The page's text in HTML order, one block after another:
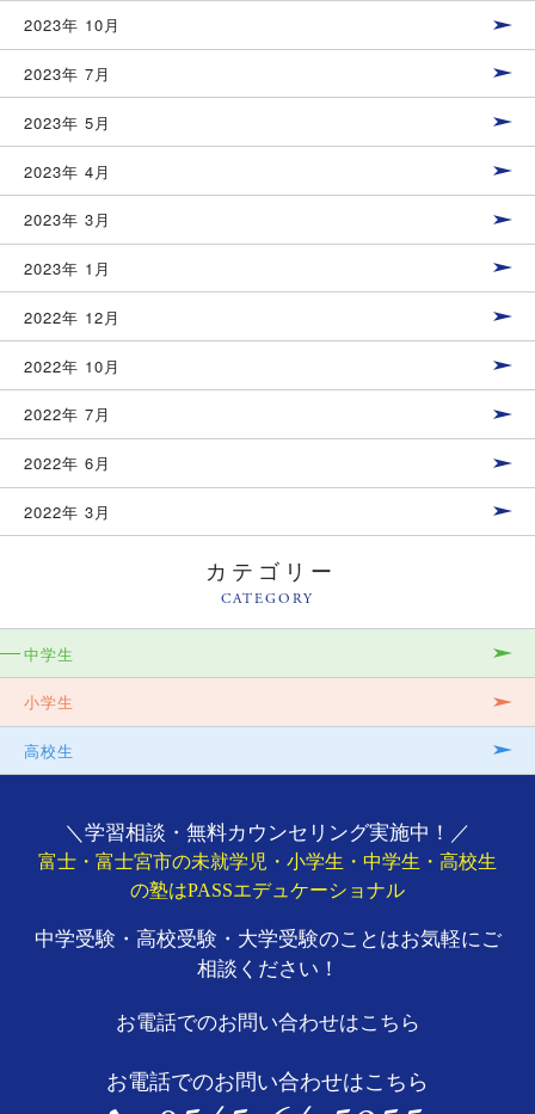
2023年 10月
2023年 7月
2023年 5月
2023年 4月
2023年 3月
2023年 1月
2022年 12月
2022年 10月
2022年 7月
2022年 6月
2022年 3月
カテゴリー
CATEGORY
中学生
小学生
高校生
＼学習相談・無料カウンセリング実施中！／
富士・富士宮市の未就学児・小学生・中学生・高校生
の塾はPASSエデュケーショナル
中学受験・高校受験・大学受験のことはお気軽にご
相談ください！
お電話でのお問い合わせはこちら
お電話でのお問い合わせはこちら